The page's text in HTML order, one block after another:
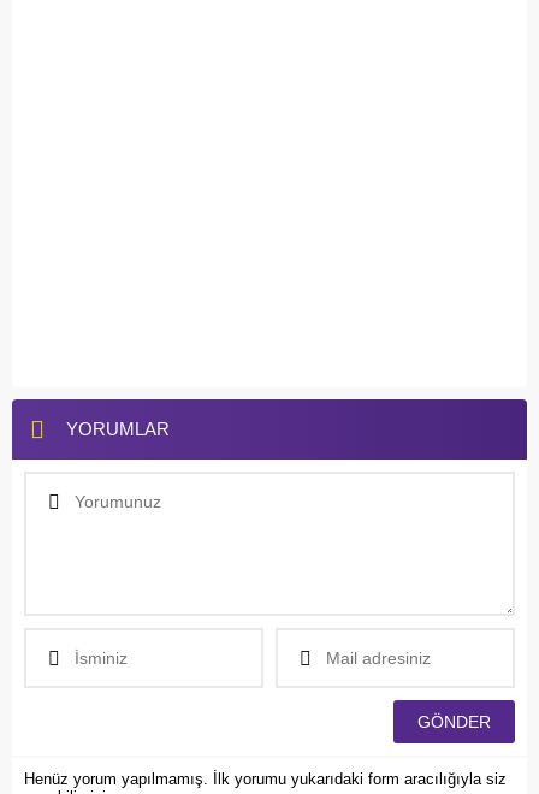
YORUMLAR
Henüz yorum yapılmamış. İlk yorumu yukarıdaki form aracılığıyla siz